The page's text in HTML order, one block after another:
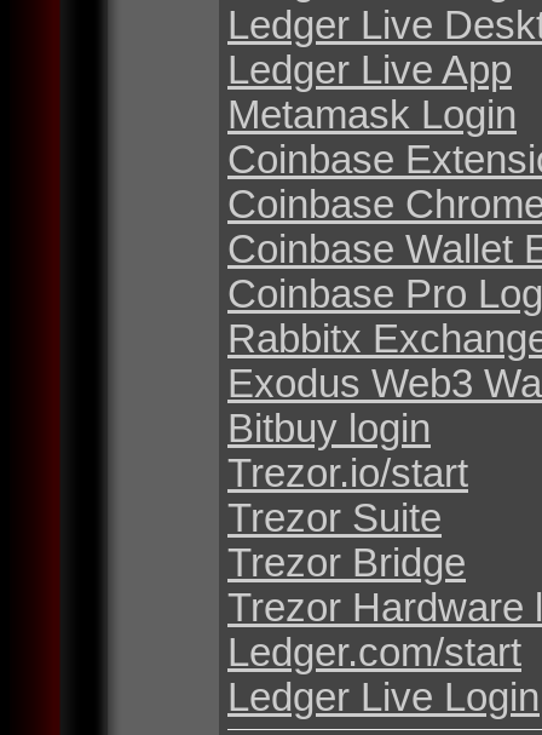
Ledger Live
Ledger Live App
Metamask Login
Coinbase
Coinbase
Coinbase Wallet
Coinbase Pro
Rabbitx
Exodus Web3
Bitbuy login
Trezor.io/start
Trezor Suite
Trezor Bridge
Trezor Hardware
Ledger.com/start
Ledger Live Login